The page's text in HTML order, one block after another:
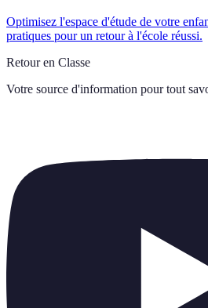
Optimisez l'espace d'étude de votre
pratiques pour un retour à l'école réussi.
Retour en Classe
Votre source d'information pour tout